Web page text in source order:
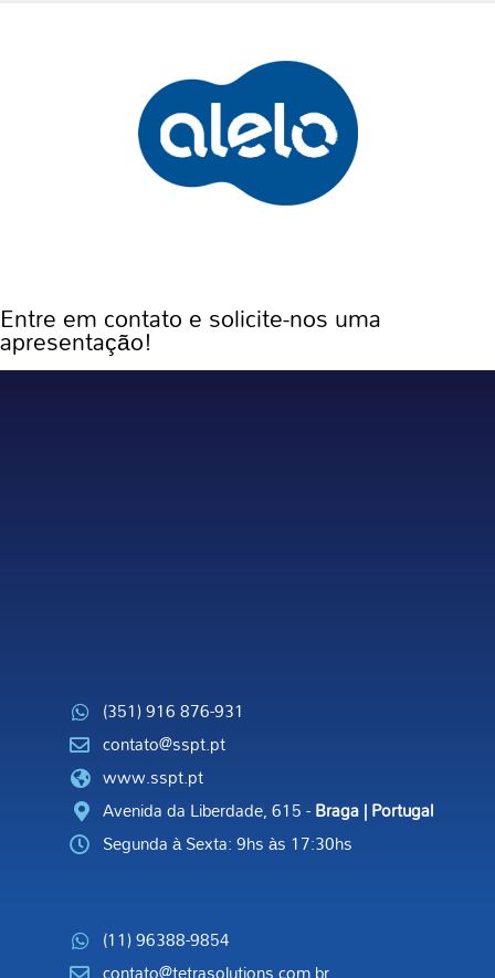
Entre em contato e solicite-nos uma
apresentação!
(351) 916 876-931
contato@sspt.pt
www.sspt.pt
Avenida da Liberdade, 615 -Braga | Portugal
Segunda à Sexta: 9hs às 17:30hs
(11) 96388-9854